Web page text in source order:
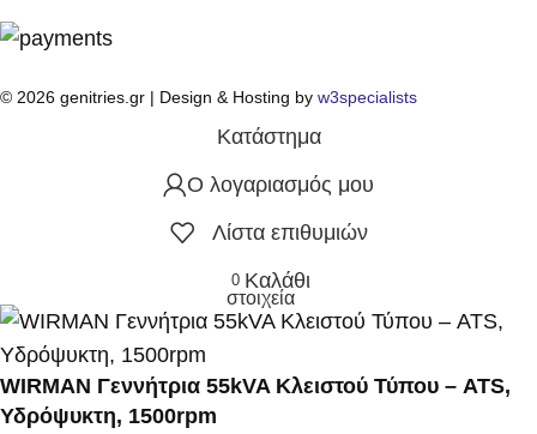
© 2026 genitries.gr | Design & Hosting by w3specialists
Κατάστημα
Ο λογαριασμός μου
Λίστα επιθυμιών
0
στοιχεία
Καλάθι
WIRMAN Γεννήτρια 55kVA Κλειστού Τύπου – ATS,
Υδρόψυκτη, 1500rpm